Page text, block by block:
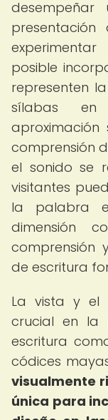
posible
representen
sílabas en
aproximación
comprensión
el sonido se
visitantes
la palabra
dimensión
comprensión
de escritura
La vista y el
crucial en la
escritura
códices
visualmente
única para